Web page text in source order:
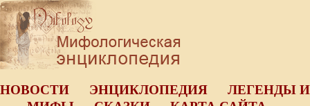
НОВОСТИ ЭНЦИКЛОПЕДИЯ
ЛЕГЕНДЫ И